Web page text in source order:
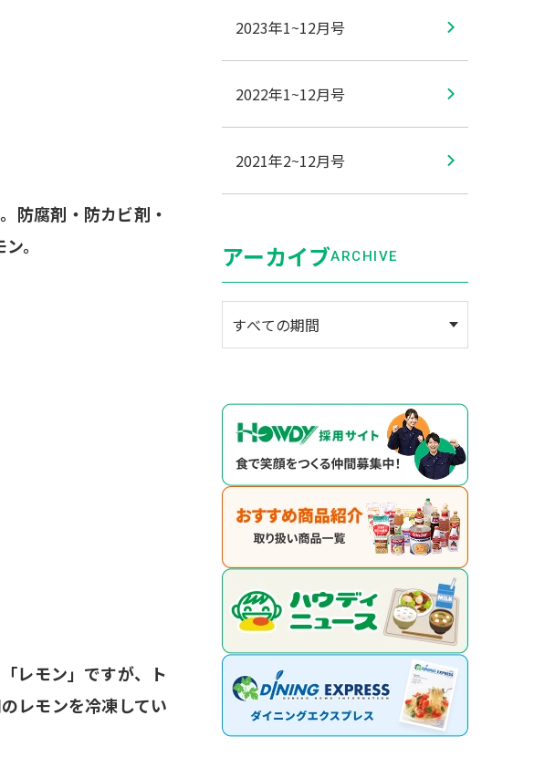
防腐剤・防カビ剤・
。
レモン」ですが、ト
レモンを冷凍してい
2023年1~12月号
2022年1~12月号
2021年2~12月号
アーカイブARCHIVE